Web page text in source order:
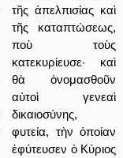
τῆς ἀπελπισίας καὶ
τῆς καταπτώσεως,
ποὺ τοὺς
κατεκυρίευσε· καὶ
θὰ ὀνομασθοῦν
αὐτοὶ γενεαὶ
δικαιοσύνης,
φυτεία, τὴν ὁποίαν
ἐφύτευσεν ὁ Κύριος